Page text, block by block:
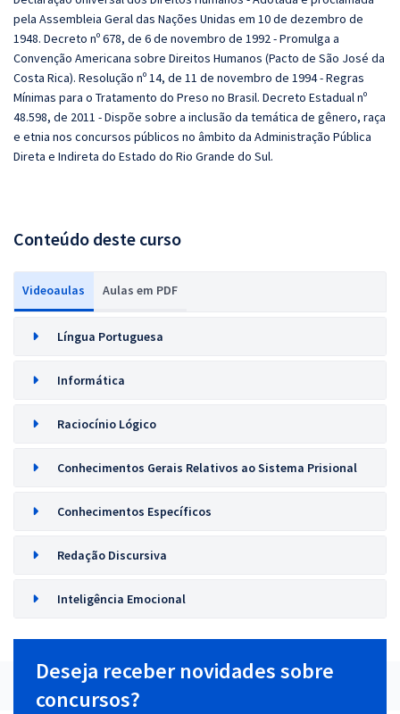
pela Assembleia Geral das Nações Unidas em 10 de dezembro de
1948. Decreto nº 678, de 6 de novembro de 1992 - Promulga a
Convenção Americana sobre Direitos Humanos (Pacto de São José da
Costa Rica). Resolução nº 14, de 11 de novembro de 1994 - Regras
Mínimas para o Tratamento do Preso no Brasil. Decreto Estadual nº
48.598, de 2011 - Dispõe sobre a inclusão da temática de gênero, raça
e etnia nos concursos públicos no âmbito da Administração Pública
Direta e Indireta do Estado do Rio Grande do Sul.
Conteúdo deste curso
Videoaulas Aulas em PDF
Língua Portuguesa
Informática
Raciocínio Lógico
Conhecimentos Gerais Relativos ao Sistema Prisional
Conhecimentos Específicos
Redação Discursiva
Inteligência Emocional
Deseja receber novidades sobre
concursos?